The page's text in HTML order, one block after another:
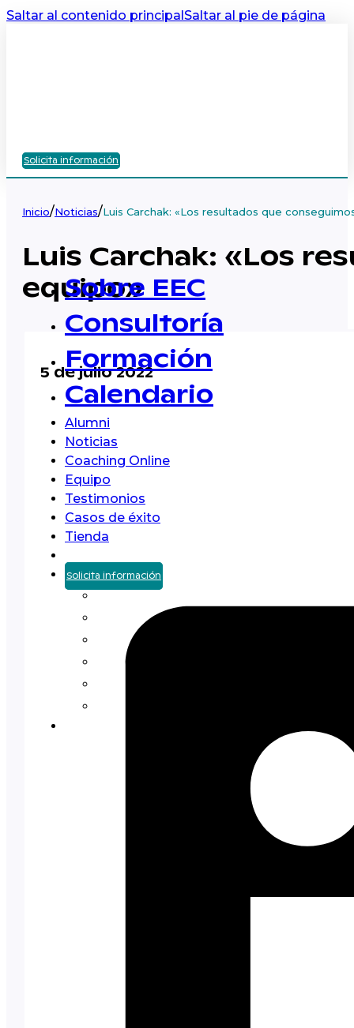
Saltar al contenido principalSaltar al pie de página
Solicita información
Sobre EEC
Consultoría
Formación
Calendario
Alumni
Noticias
Coaching Online
Equipo
Testimonios
Casos de éxito
Tienda
Solicita información
Inicio/Noticias/Luis Carchak: «Los resultados que
Luis Carchak: «Los
equipo»
5 de julio 2022